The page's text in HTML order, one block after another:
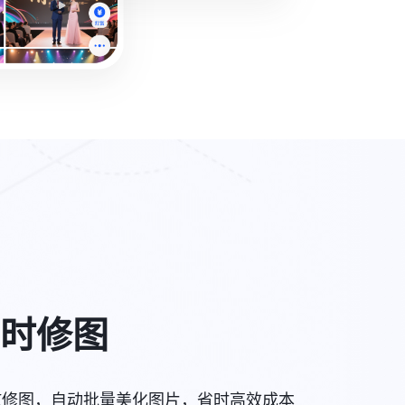
修图
图，自动批量美化图片，省时高效成本